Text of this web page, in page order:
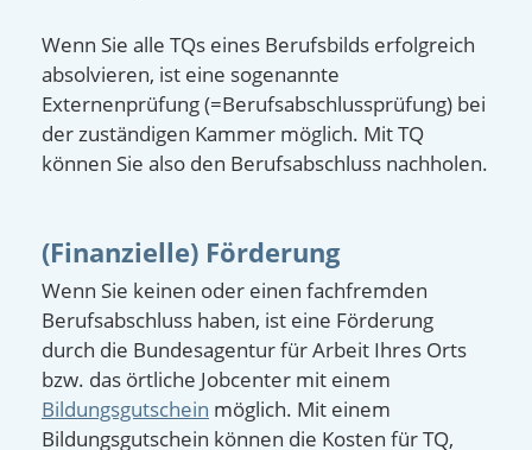
Wenn Sie alle TQs eines Berufsbilds erfolgreich
absolvieren, ist eine sogenannte
Externenprüfung (=Berufsabschlussprüfung) bei
der zuständigen Kammer möglich. Mit TQ
können Sie also den Berufsabschluss nachholen.
(Finanzielle) Förderung
Wenn Sie keinen oder einen fachfremden
Berufsabschluss haben, ist eine Förderung
durch die Bundesagentur für Arbeit Ihres Orts
bzw. das örtliche Jobcenter mit einem
Bildungsgutschein möglich. Mit einem
Bildungsgutschein können die Kosten für TQ,